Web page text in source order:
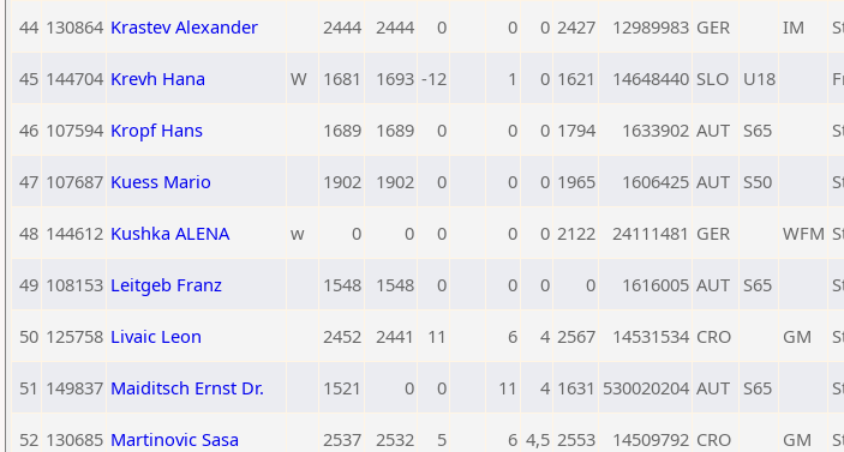
44 130864 Krastev Alexander 2444 2444 0 0 0 2427 12989983 GER IM
45 144704 Krevh Hana W 1681 1693 -12 1 0 1621 14648440 SLO U18
46 107594 Kropf Hans 1689 1689 0 0 0 1794 1633902 AUT S65
47 107687 Kuess Mario 1902 1902 0 0 0 1965 1606425 AUT S50
48 144612 Kushka ALENA w 0 0 0 0 0 2122 24111481 GER WFM
49 108153 Leitgeb Franz 1548 1548 0 0 0 0 1616005 AUT S65
50 125758 Livaic Leon 2452 2441 11 6 4 2567 14531534 CRO GM
51 149837 Maiditsch Ernst Dr. 1521 0 0 11 4 1631 530020204 AUT S65
52 130685 Martinovic Sasa 2537 2532 5 6 4,5 2553 14509792 CRO GM